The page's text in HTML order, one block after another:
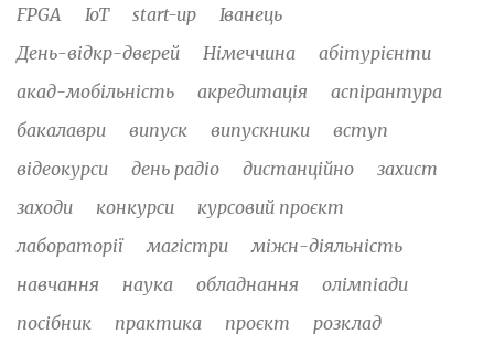
FPGA IoT start-up
Іванець
День-відкр-дверей
Німеччина
абітурієнти
акад-мобільність
акредитація
аспірантура
бакалаври
випуск випускники
вступ
відеокурси
день радіо дистанційно
захист
заходи
конкурси
курсовий проєкт
лабораторії
магістри
міжн-діяльність
навчання
наука обладнання
олімпіади
посібник
практика проєкт розклад